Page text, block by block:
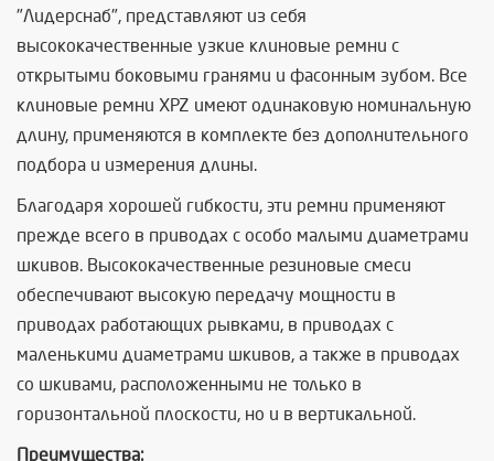
"Лидерснаб", представляют из себя
высококачественные узкие клиновые ремни с
открытыми боковыми гранями и фасонным зубом. Все
клиновые ремни XPZ имеют одинаковую номинальную
длину, применяются в комплекте без дополнительного
подбора и измерения длины.
Благодаря хорошей гибкости, эти ремни применяют
прежде всего в приводах с особо малыми диаметрами
шкивов. Высококачественные резиновые смеси
обеспечивают высокую передачу мощности в
приводах работающих рывками, в приводах с
маленькими диаметрами шкивов, а также в приводах
со шкивами, расположенными не только в
горизонтальной плоскости, но и в вертикальной.
Преимущества: